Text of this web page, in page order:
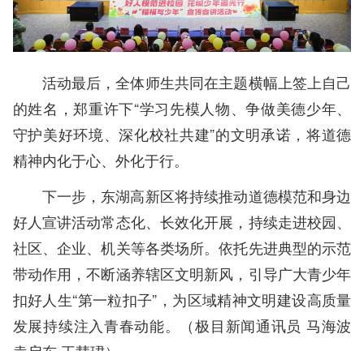
活动最后，全体师生共同在主题横幅上签上自己
的姓名，郑重许下“学习先模人物、争做美德少年、
守护美好环境、深化校社共建”的文明承诺，将道德
精神内化于心、外化于行。
下一步，东湖高新区将持续推动道德模范和身边
好人宣讲活动常态化、长效化开展，持续走进校园、
社区、企业、机关等各类场所。依托先进典型的示范
带动作用，不断涵养辖区文明新风，引导广大青少年
扣好人生“第一粒扣子”，为区域精神文明建设高质量
发展持续注入青春动能。（极目新闻通讯员 马海波